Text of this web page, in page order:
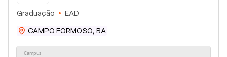
Graduação EAD
CAMPO FORMOSO, BA
Campus